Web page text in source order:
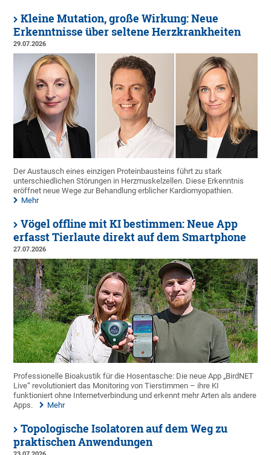
Kleine Mutation, große Wirkung: Neue
Erkenntnisse über seltene Herzkrankheiten
29.07.2026
Der Austausch eines einzigen Proteinbausteins führt zu stark
unterschiedlichen Störungen in Herzmuskelzellen. Diese Erkenntnis
eröffnet neue Wege zur Behandlung erblicher Kardiomyopathien.
Mehr
Vögel offline mit KI bestimmen: Neue App
erfasst Tierlaute direkt auf dem Smartphone
27.07.2026
Professionelle Bioakustik für die Hosentasche: Die neue App „BirdNET
Live“ revolutioniert das Monitoring von Tierstimmen – ihre KI
funktioniert ohne Internetverbindung und erkennt mehr Arten als andere
Apps.
Mehr
Topologische Isolatoren auf dem Weg zu
praktischen Anwendungen